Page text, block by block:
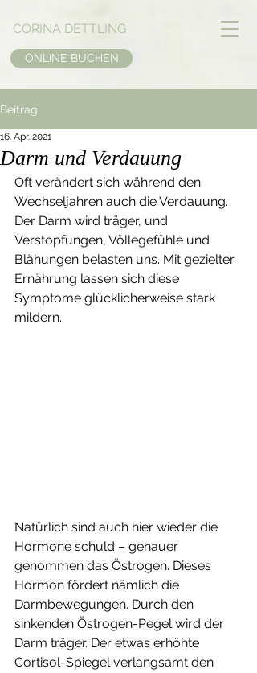
CORINA DETTLING
ONLINE BUCHEN
Beitrag
Darm und Verdauung
16. Apr. 2021
Oft verändert sich während den
Wechseljahren auch die Verdauung.
Der Darm wird träger, und
Verstopfungen, Völlegefühle und
Blähungen belasten uns. Mit gezielter
Ernährung lassen sich diese
Symptome glücklicherweise stark
mildern.
Natürlich sind auch hier wieder die
Hormone schuld – genauer
genommen das Östrogen. Dieses
Hormon fördert nämlich die
Darmbewegungen. Durch den
sinkenden Östrogen-Pegel wird der
Darm träger. Der etwas erhöhte
Cortisol-Spiegel verlangsamt den